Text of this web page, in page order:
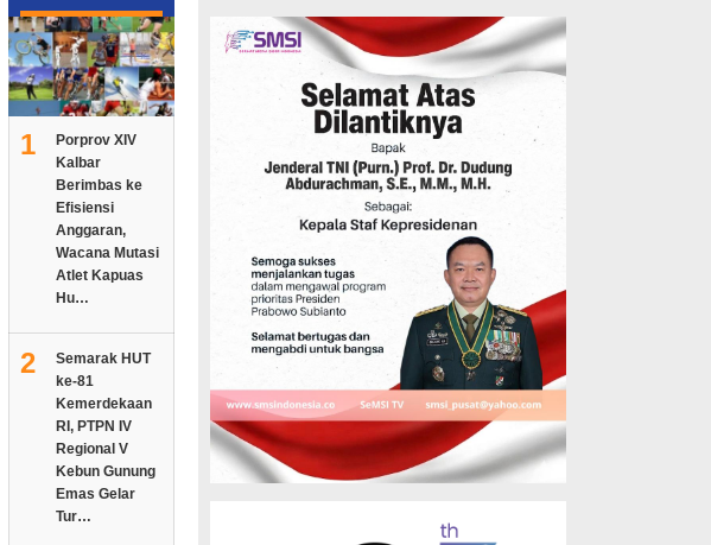
1
Porprov XIV
Kalbar
Berimbas ke
Efisiensi
Anggaran,
Wacana Mutasi
Atlet Kapuas
Hu…
2
Semarak HUT
ke-81
Kemerdekaan
RI, PTPN IV
Regional V
Kebun Gunung
Emas Gelar
Tur…